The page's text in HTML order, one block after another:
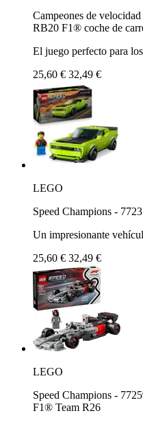
Campeones de
RB20 F1® coche de
El juego perfecto para
25,60 € 32,49 €
LEGO
Speed Champions -
Un impresionante
25,60 € 32,49 €
LEGO
Speed Champions -
F1® Team R26